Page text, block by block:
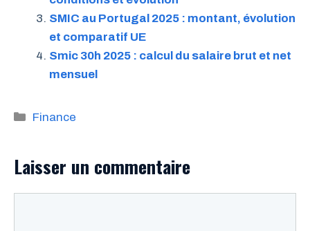
SMIC au Portugal 2025 : montant, évolution
et comparatif UE
Smic 30h 2025 : calcul du salaire brut et net
mensuel
Catégories
Finance
Laisser un commentaire